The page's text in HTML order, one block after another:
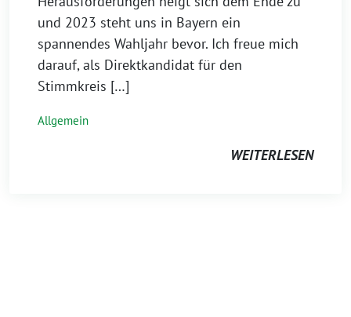
und 2023 steht uns in Bayern ein
spannendes Wahljahr bevor. Ich freue mich
darauf, als Direktkandidat für den
Stimmkreis […]
Allgemein
WEITERLESEN